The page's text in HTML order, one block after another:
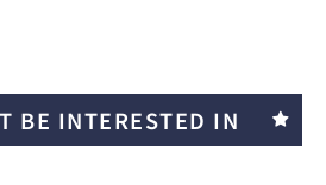
BE INTERESTED IN